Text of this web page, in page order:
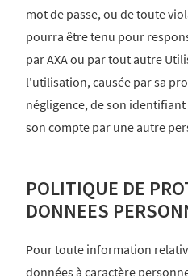
mot de passe, ou de toute
pourra être tenu pour
par AXA ou par tout autre
l'utilisation, causée par sa
négligence, de son identifiant
son compte par une autre
POLITIQUE DE
DONNEES
Pour toute information
données à caractère